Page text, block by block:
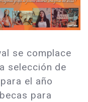
se complace
selección de
el año
para